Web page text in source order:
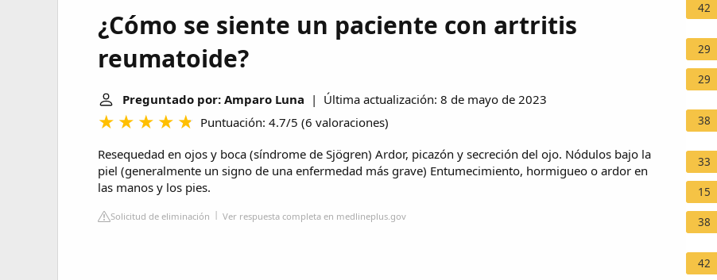
¿Cómo se siente un paciente con artritis
reumatoide?
Preguntado por: Amparo Luna | Última actualización: 8 de mayo de 2023
Puntuación: 4.7/5 (6 valoraciones)
Resequedad en ojos y boca (síndrome de Sjögren) Ardor, picazón y secreción del ojo. Nódulos bajo la
piel (generalmente un signo de una enfermedad más grave) Entumecimiento, hormigueo o ardor en
las manos y los pies.
Solicitud de eliminación Ver respuesta completa en medlineplus.gov
42
29
29
38
33
15
38
42